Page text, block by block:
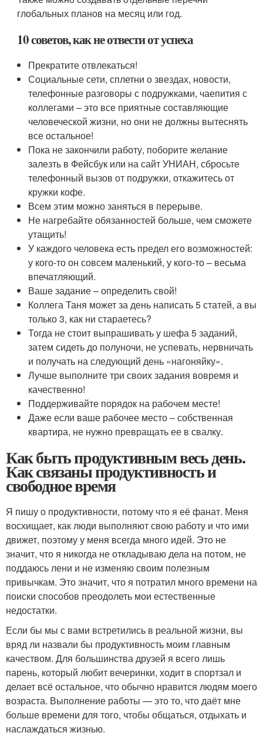
глобальных планов на месяц или год.
10 советов, как не отвести от успеха
Прекратите отвлекаться!
Социальные сети, сплетни о звездах, новости,
телефонные разговоры с подружками, чаепития с
коллегами – это все приятные составляющие
человеческой жизни, но они не должны вытеснять
все остальное!
Пока не закончили работу, поборите желание
залезть в Фейсбук или на сайт УНИАН, сбросьте
телефонный вызов от подружки, откажитесь от
кружки кофе.
Всем этим можно заняться в перерыве.
Не нагребайте обязанностей больше, чем сможете
утащить!
У каждого человека есть предел его возможностей:
у кого-то он совсем маленький, у кого-то – весьма
впечатляющий.
Ваше задание – определить свой!
Коллега Таня может за день написать 5 статей, а вы
только 3, как ни стараетесь?
Тогда не стоит выпрашивать у шефа 5 заданий,
затем сидеть до полуночи, не успевать, нервничать
и получать на следующий день «нагоняйку».
Лучше выполните три своих задания вовремя и
качественно!
Поддерживайте порядок на рабочем месте!
Даже если ваше рабочее место – собственная
квартира, не нужно превращать ее в свалку.
Как быть продуктивным весь день.
Как связаны продуктивность и
свободное время
Я пишу о продуктивности, потому что я её фанат. Меня
восхищает, как люди выполняют свою работу и что ими
движет, поэтому у меня всегда много идей. Это не
значит, что я никогда не откладываю дела на потом, не
поддаюсь лени и не изменяю своим полезным
привычкам. Это значит, что я потратил много времени на
поиски способов преодолеть мои естественные
недостатки.
Если бы мы с вами встретились в реальной жизни, вы
вряд ли назвали бы продуктивность моим главным
качеством. Для большинства друзей я всего лишь
парень, который любит вечеринки, ходит в спортзал и
делает всё остальное, что обычно нравится людям моего
возраста. Выполнение работы — это то, что даёт мне
больше времени для того, чтобы общаться, отдыхать и
наслаждаться жизнью.